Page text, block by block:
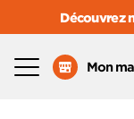
Découvrez
Mon
Menu